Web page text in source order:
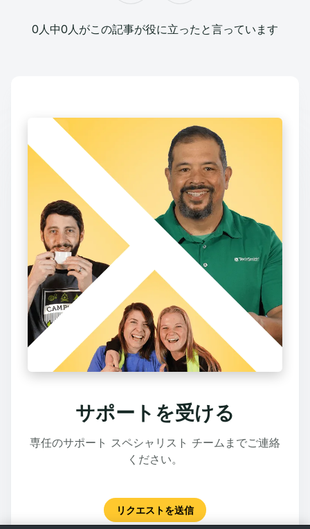
0人中0人がこの記事が役に立ったと言っています
サポートを受ける
専任のサポート スペシャリスト チームまでご連絡
ください。
リクエストを送信